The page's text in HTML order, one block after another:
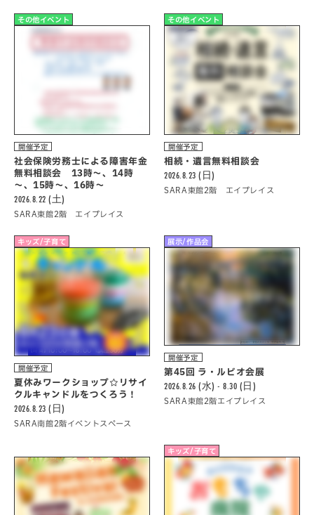
その他イベント
開催予定
社会保険労務士による障害年金
無料相談会 13時～、14時
～、15時～、16時～
2026.8.22 (土)
SARA東館2階 エイプレイス
その他イベント
開催予定
相続・遺言無料相談会
2026.8.23 (日)
SARA東館2階 エイプレイス
キッズ/子育て
開催予定
夏休みワークショップ☆リサイ
クルキャンドルをつくろう！
2026.8.23 (日)
SARA南館2階イベントスペース
展示/作品会
開催予定
第45回 ラ・ルビオ会展
2026.8.26 (水) - 8.30 (日)
SARA東館2階エイプレイス
キッズ/子育て